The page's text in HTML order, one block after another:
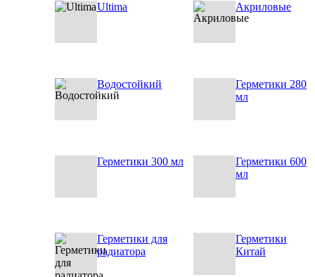
Ultima Акриловые
Водостойкий
Герметики 280
мл
Герметики 300 мл
Герметики 600
мл
Герметики для
радиатора
Герметики
Китай